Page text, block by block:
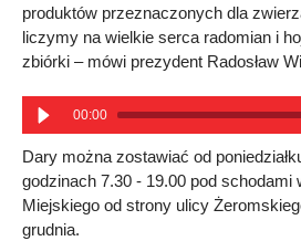
produktów przeznaczonych dla
liczymy na wielkie serca radomian i
zbiórki – mówi prezydent Radosław
00:00
Dary można zostawiać od
godzinach 7.30 - 19.00 pod schodami
Miejskiego od strony ulicy
grudnia.